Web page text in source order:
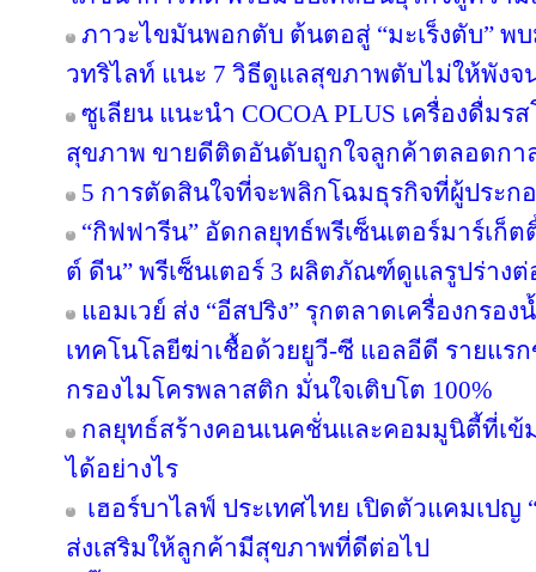
ภาวะไขมันพอกตับ ต้นตอสู่ “มะเร็งตับ” พ
วทริไลท์ แนะ 7 วิธีดูแลสุขภาพตับไม่ให้พังจ
ซูเลียน แนะนำ COCOA PLUS เครื่องดื่ม
สุขภาพ ขายดีติดอันดับถูกใจลูกค้าตลอดกา
5 การตัดสินใจที่จะพลิกโฉมธุรกิจที่ผู้ประ
“กิฟฟารีน” อัดกลยุทธ์พรีเซ็นเตอร์มาร์เก็
ต์ ดีน” พรีเซ็นเตอร์ 3 ผลิตภัณฑ์ดูแลรูปร่าง
แอมเวย์ ส่ง “อีสปริง” รุกตลาดเครื่องกรอ
เทคโนโลยีฆ่าเชื้อด้วยยูวี-ซี แอลอีดี รายแ
กรองไมโครพลาสติก มั่นใจเติบโต 100%
กลยุทธ์สร้างคอนเนคชั่นและคอมมูนิตี้ที่เข้
ได้อย่างไร
เฮอร์บาไลฟ์ ประเทศไทย เปิดตัวแคมเปญ
ส่งเสริมให้ลูกค้ามีสุขภาพที่ดีต่อไป